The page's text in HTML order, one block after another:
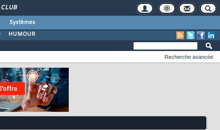
CLUB
Systèmes
HUMOUR
Recherche avancée